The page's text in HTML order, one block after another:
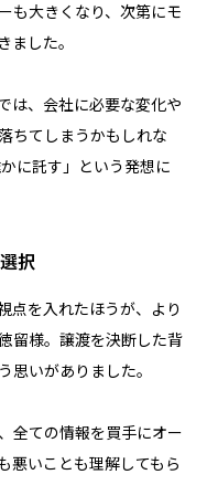
も大きくなり、次第にモ
ました。
は、会社に必要な変化や
ちてしまうかもしれな
に託す」という発想に
択
点を入れたほうが、より
留様。譲渡を決断した背
思いがありました。
全ての情報を買手にオー
悪いことも理解してもら